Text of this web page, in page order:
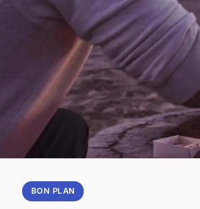
BON PLAN